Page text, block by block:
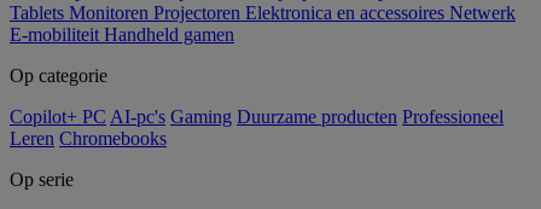
Tablets Monitoren Projectoren Elektronica en accessoires Netwerk
E-mobiliteit Handheld gamen
Op categorie
Copilot+ PC AI-pc's Gaming Duurzame producten Professioneel
Leren Chromebooks
Op serie